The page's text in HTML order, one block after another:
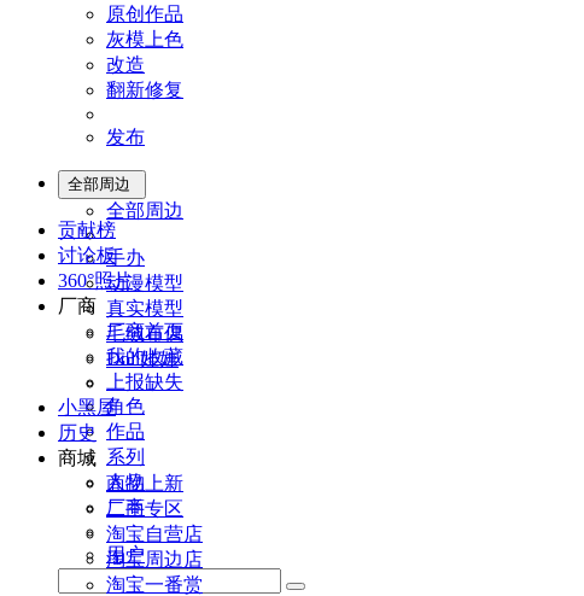
原创作品
灰模上色
改造
翻新修复
发布
全部周边
全部周边
手办
动漫模型
真实模型
毛绒布偶
Doll娃娃
角色
作品
系列
人物
厂商
用户
贡献榜
讨论板
360°照片
厂商
厂商首页
我的收藏
上报缺失
小黑屋
历史
商城
商品上新
二手专区
淘宝自营店
淘宝周边店
淘宝一番赏